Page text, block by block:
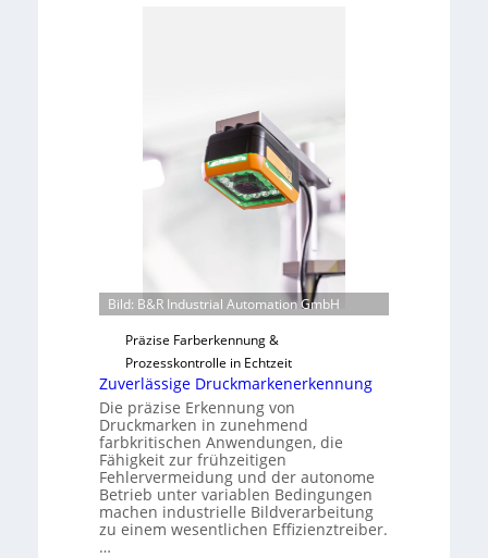
m
e
v
i
b
s
b
e
r
t
i
g
u
n
g
a
u
s
Bild: B&R Industrial Automation GmbH
Präzise Farberkennung &
Prozesskontrolle in Echtzeit
Zuverlässige Druckmarkenerkennung
Die präzise Erkennung von
Druckmarken in zunehmend
farbkritischen Anwendungen, die
Fähigkeit zur frühzeitigen
Fehlervermeidung und der autonome
Betrieb unter variablen Bedingungen
machen industrielle Bildverarbeitung
zu einem wesentlichen Effizienztreiber.
…